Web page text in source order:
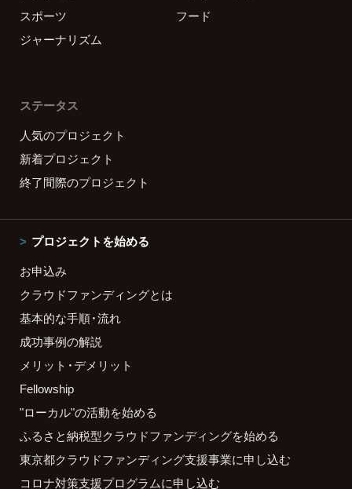
スポーツ
フード
ジャーナリズム
ステータス
人気のプロジェクト
新着プロジェクト
終了間際のプロジェクト
プロジェクトを始める
お申込み
クラウドファンディングとは
基本的な手順・流れ
成功事例の解説
メリット・デメリット
Fellowship
"ローカル"の活動を始める
ふるさと納税型クラウドファンディングを始める
東京都クラウドファンディング支援事業に申し込む
コロナ対策支援プログラムに申し込む